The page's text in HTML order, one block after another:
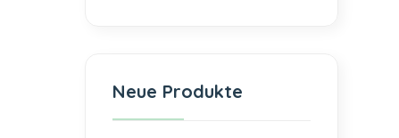
Neue Produkte